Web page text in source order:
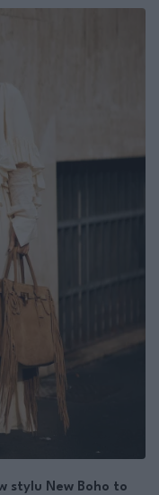
stylu New Boho to